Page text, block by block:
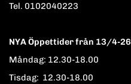
Tel. 0102040223
NYA Öppettider från 13/4-26
Måndag: 12.30-18.00
Tisdag: 12.30-18.00